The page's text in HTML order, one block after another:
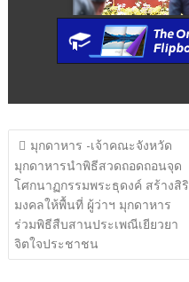
แนะแนว
เรื่อง
มุกดาหาร -เจ้าคณะจังหวัด
มุกดาหารนำพิธีสวดถอดถอนจุด
โศกนาฏกรรมพระธุดงค์ สร้างสิริ
มงคลให้พื้นที่ ผู้ว่าฯ มุกดาหาร
ร่วมพิธีสืบสานประเพณีเยียวยา
จิตใจประชาชน